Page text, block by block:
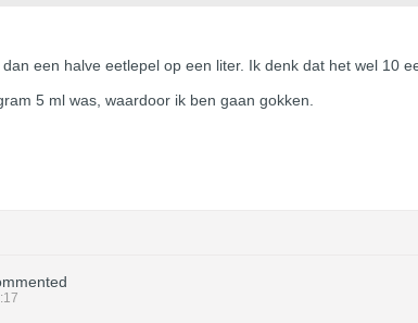
een halve eetlepel op een liter. Ik denk dat het wel 10
5 ml was, waardoor ik ben gaan gokken.